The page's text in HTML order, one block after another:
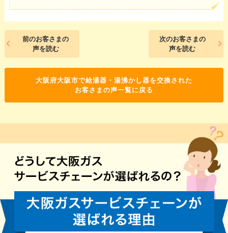
前のお客さまの
声を読む
次のお客さまの
声を読む
大阪府大阪市で給湯器・湯沸かし器を交換された
お客さまの声一覧に戻る